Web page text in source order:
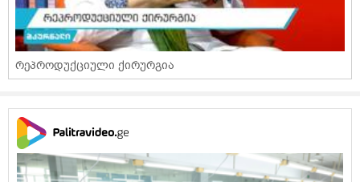
რეპროდუქციული ქირურგია